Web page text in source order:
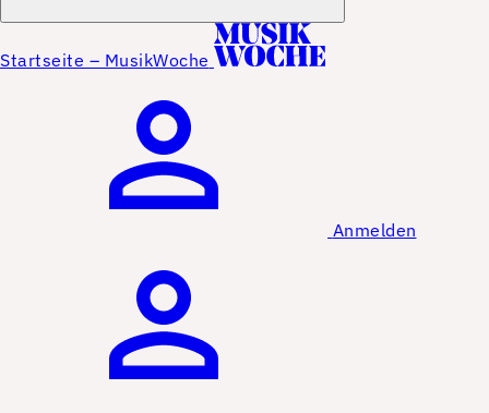
Startseite – MusikWoche
Anmelden